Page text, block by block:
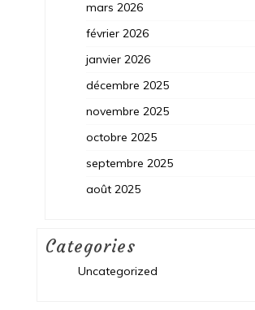
mars 2026
février 2026
janvier 2026
décembre 2025
novembre 2025
octobre 2025
septembre 2025
août 2025
Categories
Uncategorized